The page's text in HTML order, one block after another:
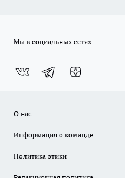
Мы в социальных сетях
О нас
Информация о команде
Политика этики